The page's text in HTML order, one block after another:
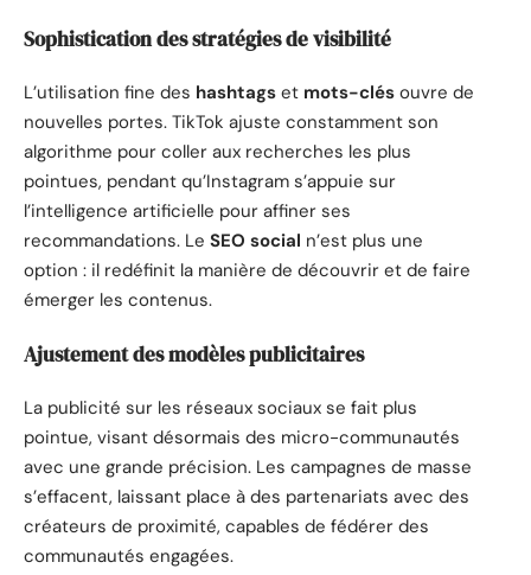
Sophistication des stratégies de visibilité
L’utilisation fine des hashtags et mots-clés ouvre de
nouvelles portes. TikTok ajuste constamment son
algorithme pour coller aux recherches les plus
pointues, pendant qu’Instagram s’appuie sur
l’intelligence artificielle pour affiner ses
recommandations. Le SEO social n’est plus une
option : il redéfinit la manière de découvrir et de faire
émerger les contenus.
Ajustement des modèles publicitaires
La publicité sur les réseaux sociaux se fait plus
pointue, visant désormais des micro-communautés
avec une grande précision. Les campagnes de masse
s’effacent, laissant place à des partenariats avec des
créateurs de proximité, capables de fédérer des
communautés engagées.